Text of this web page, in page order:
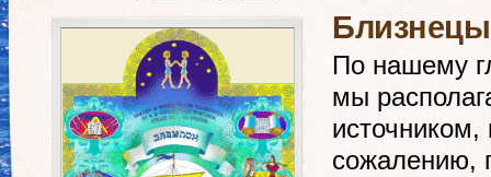
По нашему
мы
источником,
сожалению,